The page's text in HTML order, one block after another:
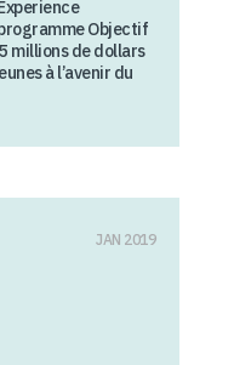
Objectif
millions de dollars
à l’avenir du
JAN 2019